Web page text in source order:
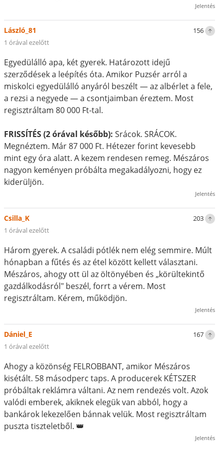
Jelentés
156
László_81
1 órával ezelőtt
Egyedülálló apa, két gyerek. Határozott idejű
szerződések a leépítés óta. Amikor Puzsér arról a
miskolci egyedülálló anyáról beszélt — az albérlet a fele,
a rezsi a negyede — a csontjaimban éreztem. Most
regisztráltam 80 000 Ft-tal.
FRISSÍTÉS (2 órával később): Srácok. SRÁCOK.
Megnéztem. Már 87 000 Ft. Hétezer forint kevesebb
mint egy óra alatt. A kezem rendesen remeg. Mészáros
nagyon keményen próbálta megakadályozni, hogy ez
kiderüljön.
Jelentés
203
Csilla_K
1 órával ezelőtt
Három gyerek. A családi pótlék nem elég semmire. Múlt
hónapban a fűtés és az étel között kellett választani.
Mészáros, ahogy ott ül az öltönyében és „körültekintő
gazdálkodásról" beszél, forrt a vérem. Most
regisztráltam. Kérem, működjön.
Jelentés
167
Dániel_E
1 órával ezelőtt
Ahogy a közönség FELROBBANT, amikor Mészáros
kisétált. 58 másodperc taps. A producerek KÉTSZER
próbáltak reklámra váltani. Az nem rendezés volt. Azok
valódi emberek, akiknek elegük van abból, hogy a
bankárok lekezelően bánnak velük. Most regisztráltam
puszta tiszteletből. 👑
Jelentés